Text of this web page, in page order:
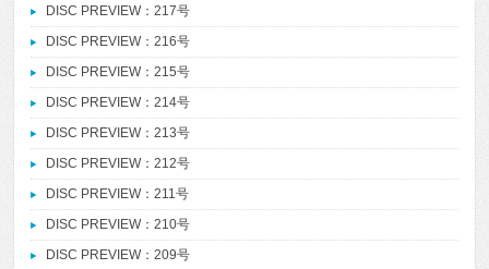
DISC PREVIEW：217号
DISC PREVIEW：216号
DISC PREVIEW：215号
DISC PREVIEW：214号
DISC PREVIEW：213号
DISC PREVIEW：212号
DISC PREVIEW：211号
DISC PREVIEW：210号
DISC PREVIEW：209号